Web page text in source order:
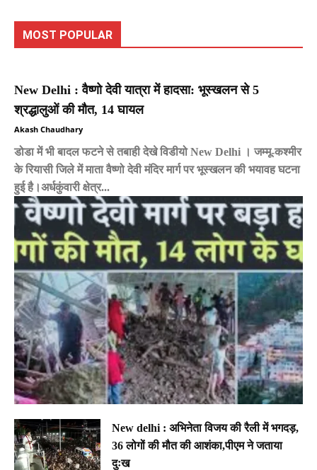
MOST POPULAR
New Delhi : वैष्णो देवी यात्रा में हादसा: भूस्खलन से 5
श्रद्धालुओं की मौत, 14 घायल
Akash Chaudhary
डोडा में भी बादल फटने से तबाही देखे विडीयो New Delhi । जम्मू-कश्मीर
के रियासी जिले में माता वैष्णो देवी मंदिर मार्ग पर भूस्खलन की भयावह घटना
हुई है।अर्धकुंवारी क्षेत्र...
New delhi : अभिनेता विजय की रैली में भगदड़,
36 लोगों की मौत की आशंका,पीएम ने जताया
दुःख